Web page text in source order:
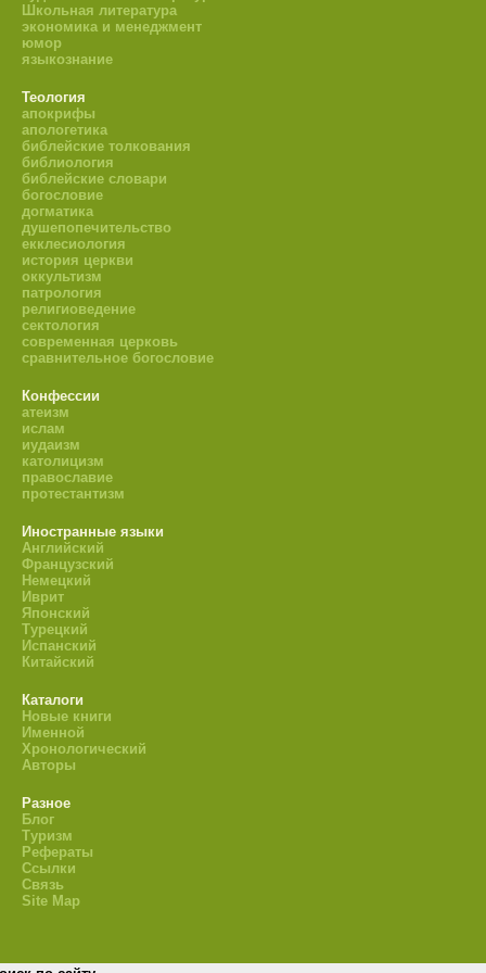
Школьная литература
экономика и менеджмент
юмор
языкознание
Теология
апокрифы
апологетика
библейские толкования
библиология
библейские словари
богословие
догматика
душепопечительство
екклесиология
история церкви
оккультизм
патрология
религиоведение
сектология
современная церковь
сравнительное богословие
Конфессии
атеизм
ислам
иудаизм
католицизм
православие
протестантизм
Иностранные языки
Английский
Французский
Немецкий
Иврит
Японский
Турецкий
Испанский
Китайский
Каталоги
Новые книги
Именной
Хронологический
Авторы
Разное
Блог
Туризм
Рефераты
Ссылки
Связь
Site Map